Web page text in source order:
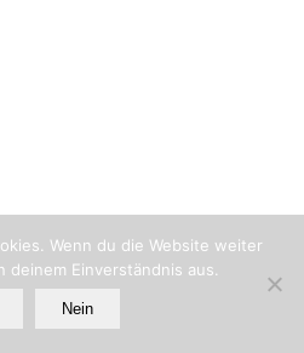
Wenn du die Website weiter
Einverständnis aus.
Nein